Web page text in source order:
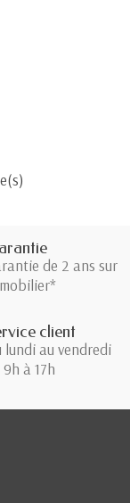
de 2 ans sur
client
lundi au vendredi
à 17h